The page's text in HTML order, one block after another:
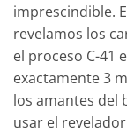
imprescindible.
revelamos los
el proceso C-41
exactamente 3
los amantes del
usar el